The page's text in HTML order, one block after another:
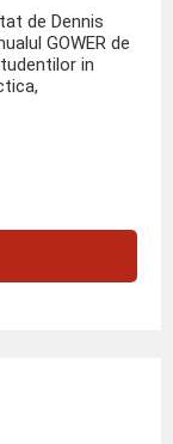
de Dennis
GOWER de
in